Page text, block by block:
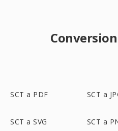
SCT a PDF SCT a
SCT a SVG SCT a